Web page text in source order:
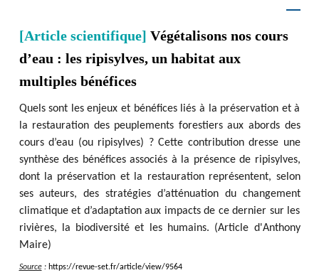
[Article scientifique] Végétalisons nos cours
d’eau : les ripisylves, un habitat aux
multiples bénéfices
Quels sont les enjeux et bénéfices liés à la préservation et à
la restauration des peuplements forestiers aux abords des
cours d’eau (ou ripisylves) ? Cette contribution dresse une
synthèse des bénéfices associés à la présence de ripisylves,
dont la préservation et la restauration représentent, selon
ses auteurs, des stratégies d’atténuation du changement
climatique et d’adaptation aux impacts de ce dernier sur les
rivières, la biodiversité et les humains. (Article d'Anthony
Maire)
Source: https://revue-set.fr/article/view/9564